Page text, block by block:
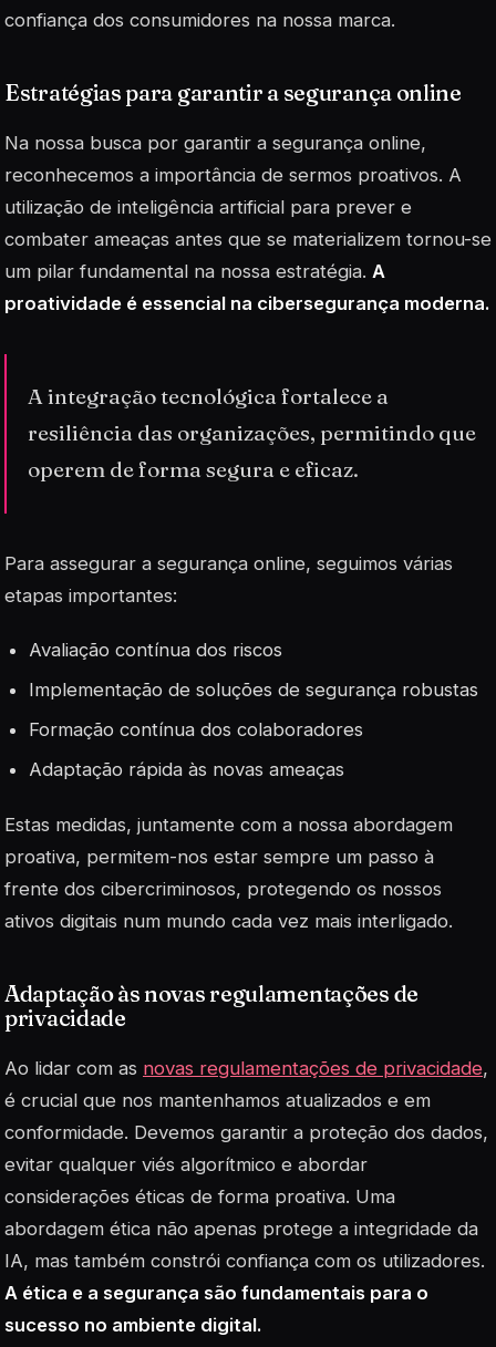
confiança dos consumidores na nossa marca.
Estratégias para garantir a segurança online
Na nossa busca por garantir a segurança online,
reconhecemos a importância de sermos proativos. A
utilização de inteligência artificial para prever e
combater ameaças antes que se materializem tornou-se
um pilar fundamental na nossa estratégia. A
proatividade é essencial na cibersegurança moderna.
A integração tecnológica fortalece a
resiliência das organizações, permitindo que
operem de forma segura e eficaz.
Para assegurar a segurança online, seguimos várias
etapas importantes:
Avaliação contínua dos riscos
Implementação de soluções de segurança robustas
Formação contínua dos colaboradores
Adaptação rápida às novas ameaças
Estas medidas, juntamente com a nossa abordagem
proativa, permitem-nos estar sempre um passo à
frente dos cibercriminosos, protegendo os nossos
ativos digitais num mundo cada vez mais interligado.
Adaptação às novas regulamentações de
privacidade
Ao lidar com as novas regulamentações de privacidade,
é crucial que nos mantenhamos atualizados e em
conformidade. Devemos garantir a proteção dos dados,
evitar qualquer viés algorítmico e abordar
considerações éticas de forma proativa. Uma
abordagem ética não apenas protege a integridade da
IA, mas também constrói confiança com os utilizadores.
A ética e a segurança são fundamentais para o
sucesso no ambiente digital.